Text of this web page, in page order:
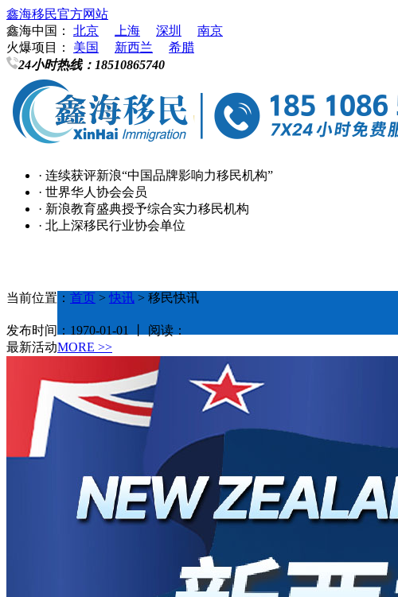
鑫海移民官方网站
鑫海中国：
北京 上海 深圳
南京
火爆项目：
美国 新西兰
希腊
24小时热线： 18510865740
· 连续获评新浪“中国品牌影响力移民机构”
· 世界华人协会会员
· 新浪教育盛典授予综合实力移民机构
· 北上深移民行业协会单位
当前位置： 首页 >快讯 > 移民快讯
发布时间：1970-01-01 丨 阅读：
最新活动MORE >>